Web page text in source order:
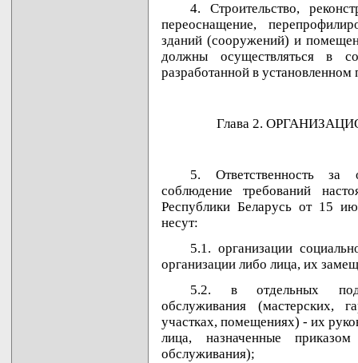
4. Строительство,
переоснащение,
зданий (сооружений) и
должны осуществляться в
разработанной в установленном
Глава 2.
5. Ответственность за
соблюдение требований
Республики Беларусь от 15
несут:
5.1. организации
организации либо лица, их
5.2. в отдельных
обслуживания (мастерских,
участках, помещениях) - их
лица, назначенные приказом
обслуживания);